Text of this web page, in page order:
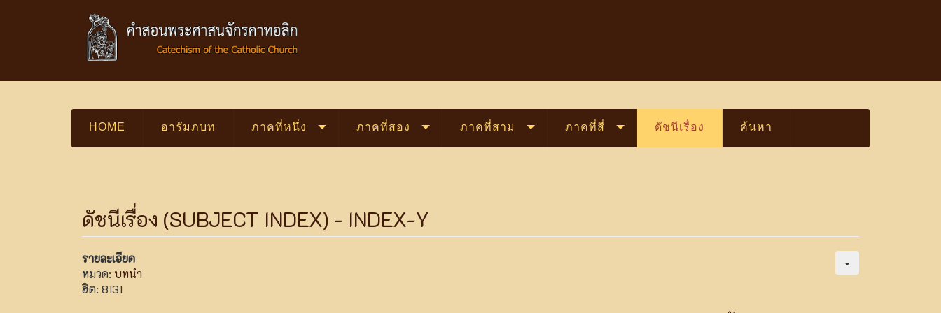
HOME อารัมภบท ภาคที่หนึ่ง ภาคที่สอง ภาคที่สาม ภาคที่สี่ ดัชนีเรื่อง ค้นหา
ดัชนีเรื่อง (SUBJECT INDEX) - INDEX-Y
รายละเอียด
หมวด: บทนำ
ฮิต: 8131